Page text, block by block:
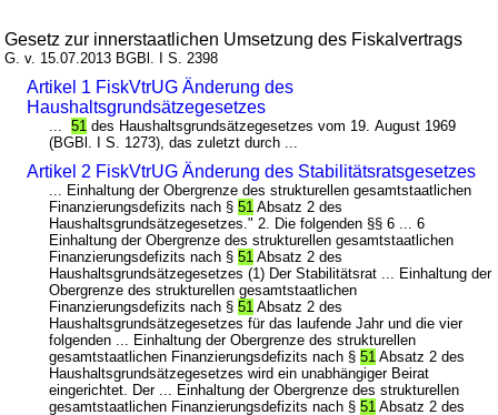
Gesetz zur innerstaatlichen Umsetzung des Fiskalvertrags
G. v. 15.07.2013 BGBl. I S. 2398
Artikel 1 FiskVtrUG Änderung des
Haushaltsgrundsätzegesetzes
...51 des Haushaltsgrundsätzegesetzes vom 19. August 1969
(BGBl. I S. 1273), das zuletzt durch ...
Artikel 2 FiskVtrUG Änderung des Stabilitätsratsgesetzes
... Einhaltung der Obergrenze des strukturellen gesamtstaatlichen
Finanzierungsdefizits nach §51 Absatz 2 des
Haushaltsgrundsätzegesetzes." 2. Die folgenden §§ 6 ... 6
Einhaltung der Obergrenze des strukturellen gesamtstaatlichen
Finanzierungsdefizits nach §51 Absatz 2 des
Haushaltsgrundsätzegesetzes (1) Der Stabilitätsrat ... Einhaltung der
Obergrenze des strukturellen gesamtstaatlichen
Finanzierungsdefizits nach §51 Absatz 2 des
Haushaltsgrundsätzegesetzes für das laufende Jahr und die vier
folgenden ... Einhaltung der Obergrenze des strukturellen
gesamtstaatlichen Finanzierungsdefizits nach §51 Absatz 2 des
Haushaltsgrundsätzegesetzes wird ein unabhängiger Beirat
eingerichtet. Der ... Einhaltung der Obergrenze des strukturellen
gesamtstaatlichen Finanzierungsdefizits nach §51 Absatz 2 des